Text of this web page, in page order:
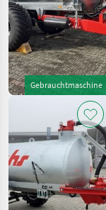
Gebrauchtmaschine